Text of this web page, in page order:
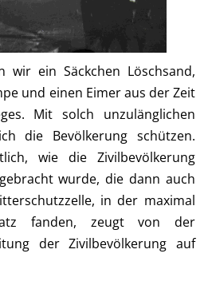
wir ein Säckchen Löschsand,
und einen Eimer aus der Zeit
Mit solch unzulänglichen
die Bevölkerung schützen.
wie die Zivilbevölkerung
wurde, die dann auch
in der maximal
fanden, zeugt von der
der Zivilbevölkerung auf